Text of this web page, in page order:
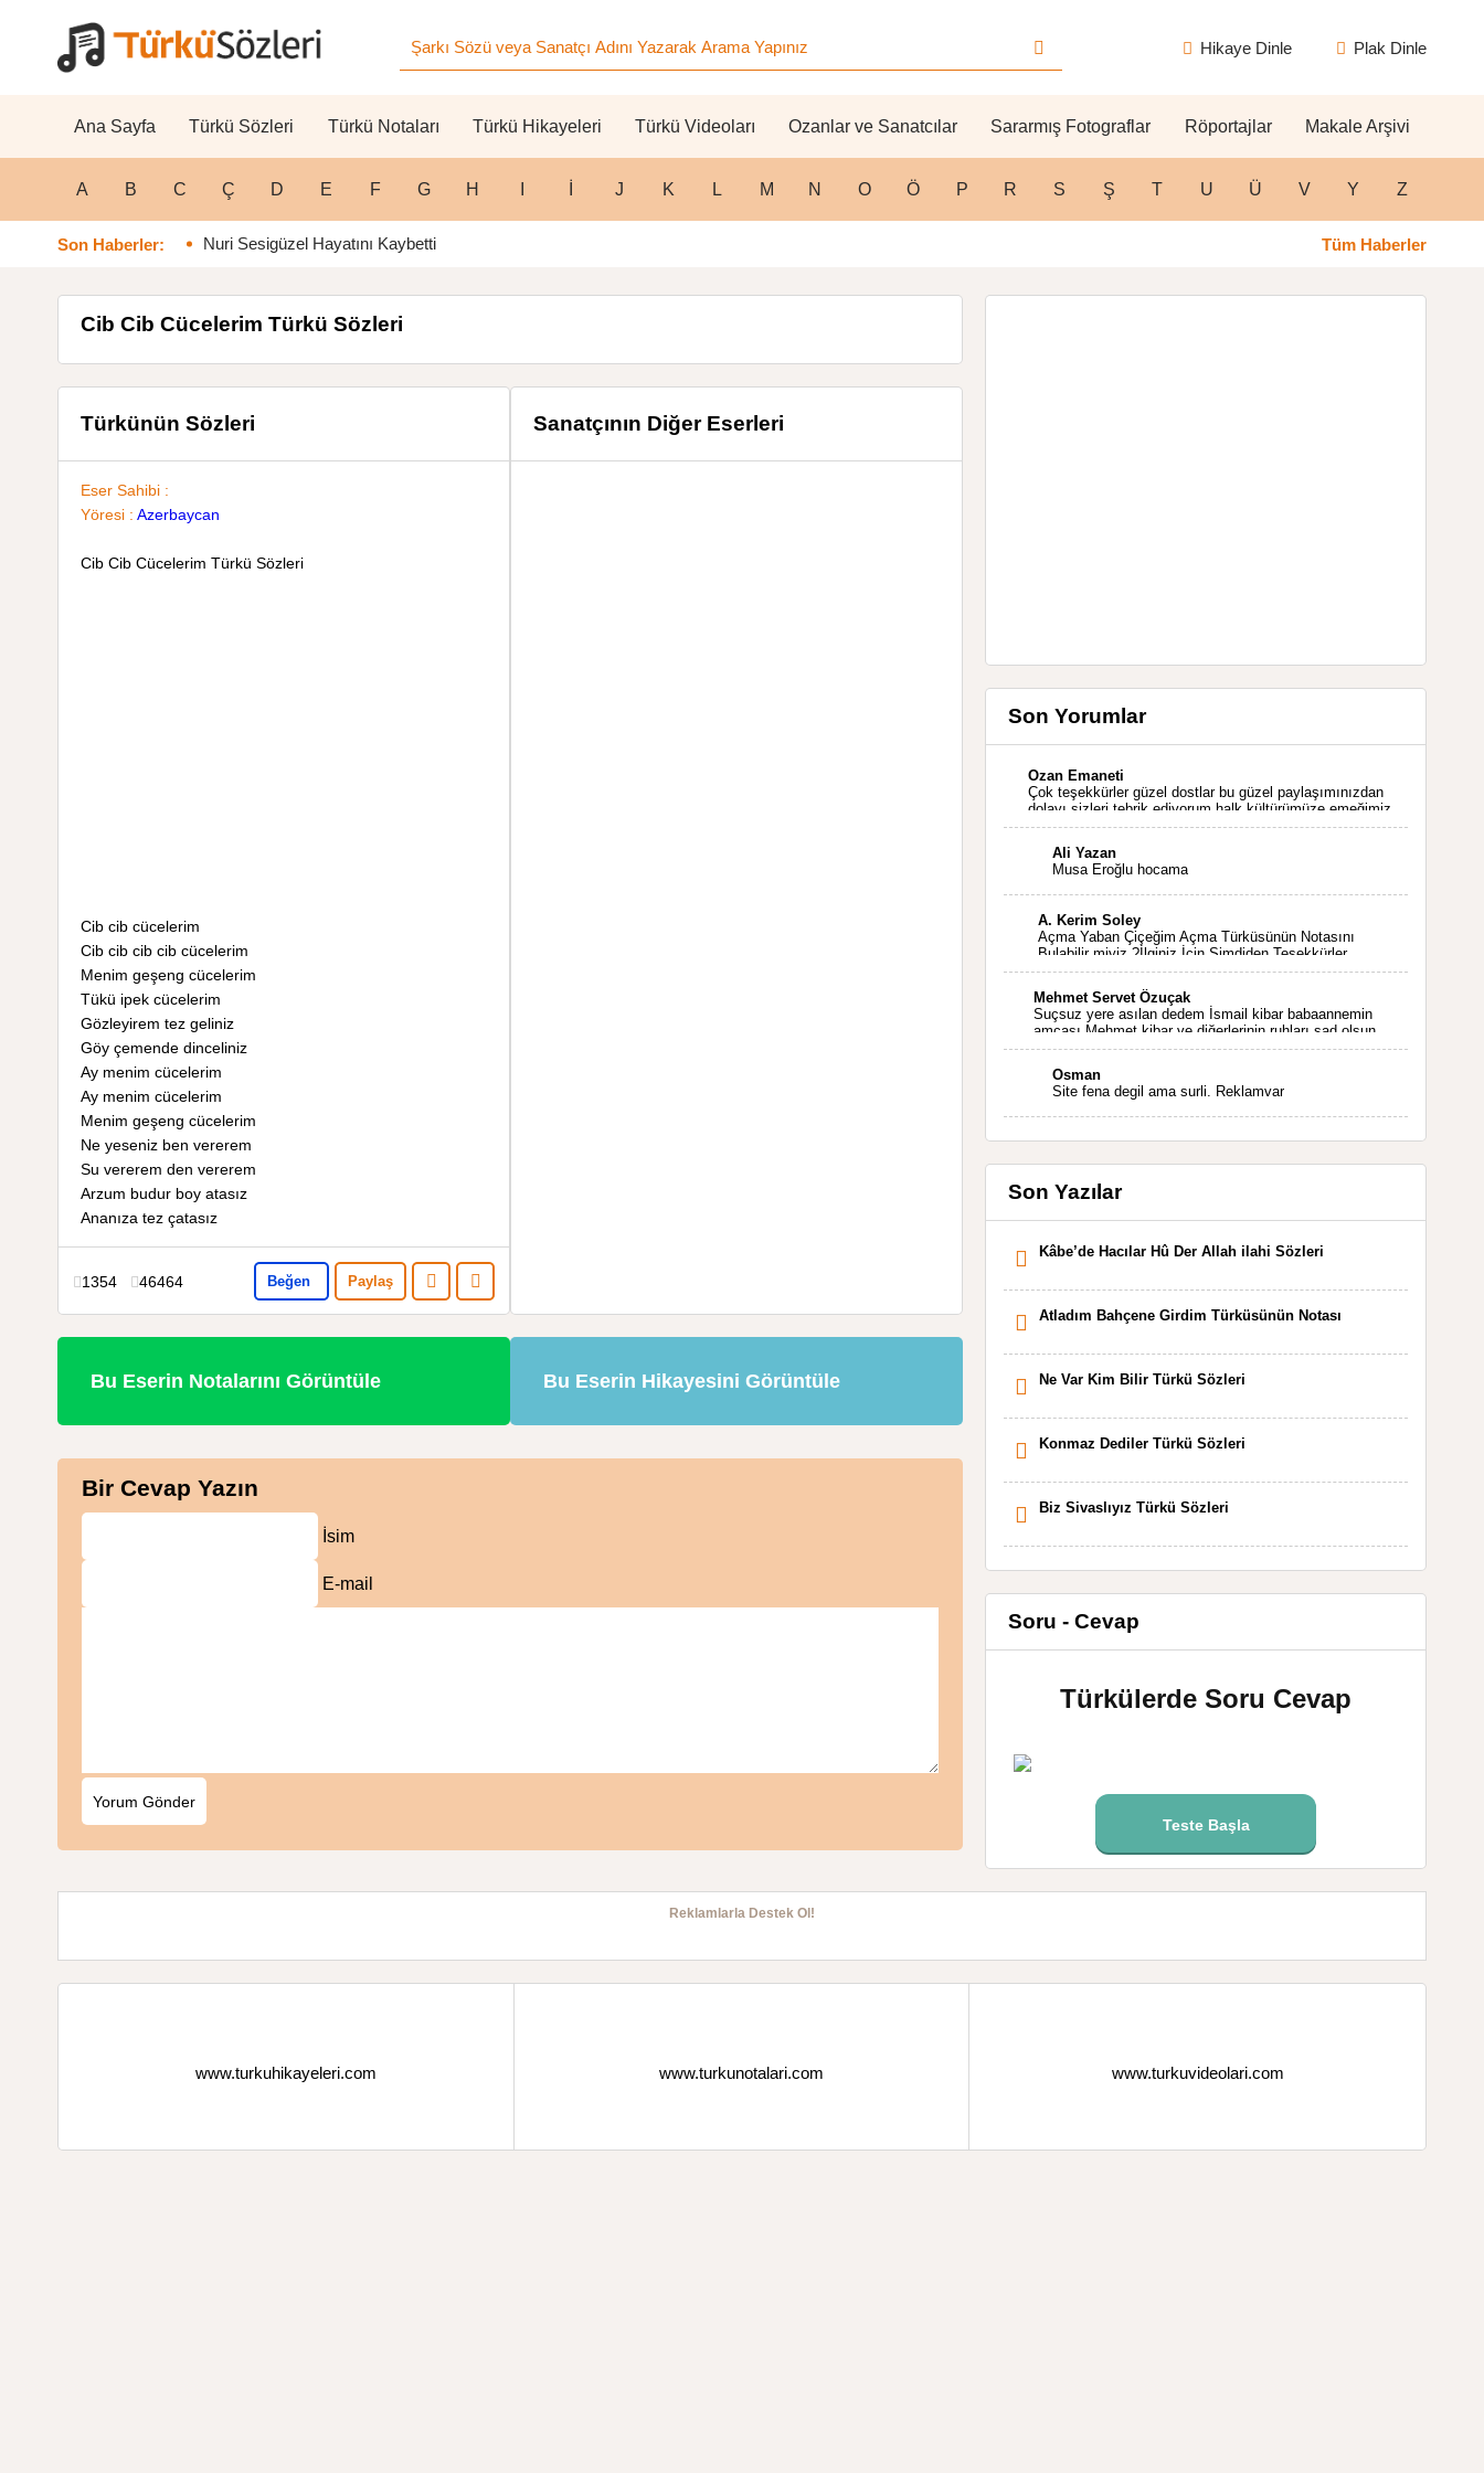
Hikaye Dinle Plak Dinle
Ana Sayfa Türkü Sözleri Türkü Notaları Türkü Hikayeleri Türkü Videoları Ozanlar ve Sanatcılar Sararmış Fotograflar Röportajlar Makale Arşivi
A B C Ç D E F G H J K L M N O Ö P R S Ş T U Ü V Y Z
Son Haberler: Nuri Sesigüzel Hayatını Kaybetti Tüm Haberler
Cib Cib Cücelerim Türkü Sözleri
Türkünün Sözleri
Eser Sahibi :
Yöresi : Azerbaycan
Cib Cib Cücelerim Türkü Sözleri
Cib cib cücelerim
Cib cib cib cib cücelerim
Menim geşeng cücelerim
Tükü ipek cücelerim
Gözleyirem tez geliniz
Göy çemende dinceliniz
Ay menim cücelerim
Ay menim cücelerim
Menim geşeng cücelerim
Ne yeseniz ben vererem
Su vererem den vererem
Arzum budur boy atasız
Ananıza tez çatasız
1354 46464 Beğen Paylaş
Sanatçının Diğer Eserleri
Bu Eserin Notalarını Görüntüle Bu Eserin Hikayesini Görüntüle
Bir Cevap Yazın
İsim
E-mail
Son Yorumlar
Ozan Emaneti
Çok teşekkürler güzel dostlar bu güzel paylaşımınızdan
dolayı sizleri tebrik ediyorum halk kültürümüze emeğimiz
geçti ise ne mutlu bizlere sizlerin sayesinde türkülerimiz
Ali Yazan
Musa Eroğlu hocama
A. Kerim Soley
Açma Yaban Çiçeğim Açma Türküsünün Notasını
Bulabilir miyiz ?İlginiz İçin Şimdiden Teşekkürler.
Mehmet Servet Özuçak
Suçsuz yere asılan dedem İsmail kibar babaannemin
amcası Mehmet kibar ve diğerlerinin ruhları şad olsun.
Kahrolsun Cemal paşa
Osman
Site fena degil ama surli. Reklamvar
Son Yazılar
Kâbe’de Hacılar Hû Der Allah ilahi Sözleri
Atladım Bahçene Girdim Türküsünün Notası
Ne Var Kim Bilir Türkü Sözleri
Konmaz Dediler Türkü Sözleri
Biz Sivaslıyız Türkü Sözleri
Soru - Cevap
Türkülerde Soru Cevap
Teste Başla
Reklamlarla Destek Ol!
www.turkuhikayeleri.com www.turkunotalari.com www.turkuvideolari.com